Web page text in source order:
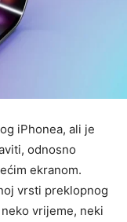
iPhonea, ali je
odnosno
ekranom.
vrsti preklopnog
vrijeme, neki